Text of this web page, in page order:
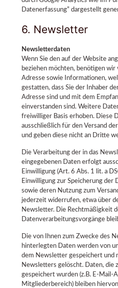
Datenerfassung” dargestellt
6. Newsletter
Newsletterdaten
Wenn Sie den auf der Website
beziehen möchten, benötigen wir
Adresse sowie Informationen,
gestatten, dass Sie der Inhaber
Adresse sind und mit dem
einverstanden sind. Weitere
freiwilliger Basis erhoben. Diese
ausschließlich für den Versand
und geben diese nicht an Dritte
Die Verarbeitung der in das
eingegebenen Daten erfolgt
Einwilligung (Art. 6 Abs. 1 lit. a
Einwilligung zur Speicherung der
sowie deren Nutzung zum
jederzeit widerrufen, etwa über
Newsletter. Die Rechtmäßigkeit
Datenverarbeitungsvorgänge
Die von Ihnen zum Zwecke des
hinterlegten Daten werden von
dem Newsletter gespeichert und
Newsletters gelöscht. Daten, die
gespeichert wurden (z.B. E-Mail-
Mitgliederbereich) bleiben